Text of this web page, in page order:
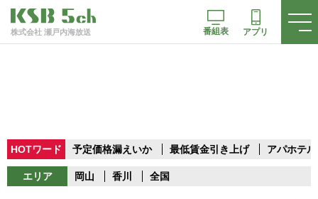
株式会社 瀬戸内海放送 番組表 アプリ
HOTワード 予定価格漏えいか 最低賃金引き上げ アパホテル
エリア 岡山 香川 全国